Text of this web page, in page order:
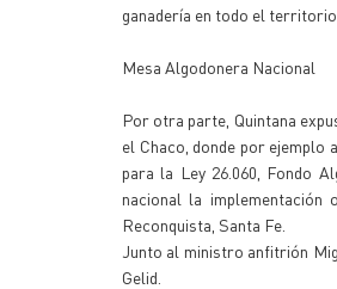
ganadería en todo el
Mesa Algodonera Nacional
Por otra parte, Quintana
el Chaco, donde por
para la Ley 26.060, Fondo
nacional la
Reconquista, Santa Fe.
Junto al ministro anfitrión
Gelid.